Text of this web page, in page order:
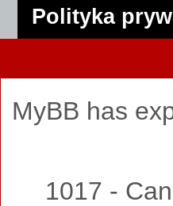
Polityka
MyBB has
1017 -